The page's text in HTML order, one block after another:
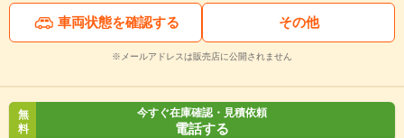
車両状態を確認する その他
※メールアドレスは販売店に公開されません
無
料
今すぐ在庫確認・見積依頼
電話する